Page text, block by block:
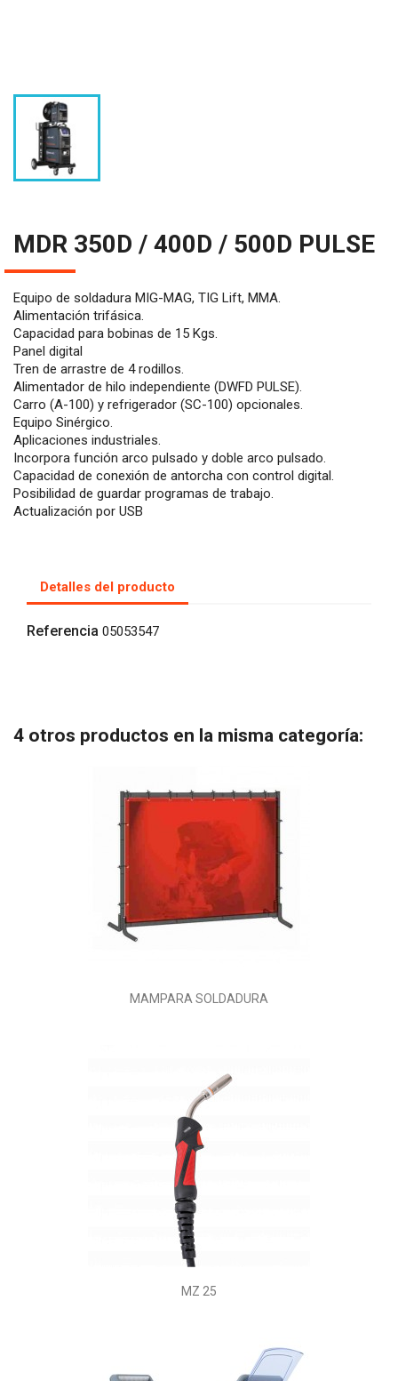
MDR 350D / 400D / 500D PULSE
Equipo de soldadura MIG-MAG, TIG Lift, MMA.
Alimentación trifásica.
Capacidad para bobinas de 15 Kgs.
Panel digital
Tren de arrastre de 4 rodillos.
Alimentador de hilo independiente (DWFD PULSE).
Carro (A-100) y refrigerador (SC-100) opcionales.
Equipo Sinérgico.
Aplicaciones industriales.
Incorpora función arco pulsado y doble arco pulsado.
Capacidad de conexión de antorcha con control digital.
Posibilidad de guardar programas de trabajo.
Actualización por USB
Detalles del producto
Referencia 05053547
4 otros productos en la misma categoría:
MAMPARA SOLDADURA
MZ 25